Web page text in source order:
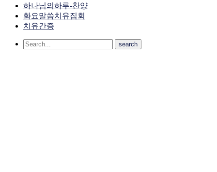
하나님의하루-찬양
화요말씀치유집회
치유간증